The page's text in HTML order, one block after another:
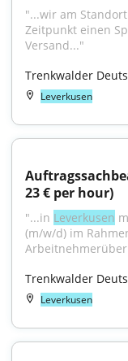
"...wir am Standort
Zeitpunkt einen
Versand..."
Trenkwalder
Leverkusen
23 € per hour)
"...in Leverkusen
(m/w/d) im
Trenkwalder
Leverkusen